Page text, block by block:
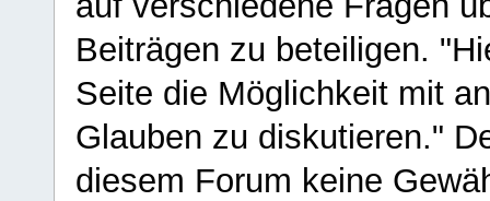
Beiträgen zu beteiligen.
Seite die Möglichkeit mit
Glauben zu diskutieren."
diesem Forum keine